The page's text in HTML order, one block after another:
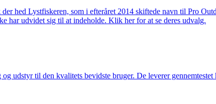
hed Lystfiskeren, som i efteråret 2014 skiftede navn til Pro
har udvidet sig til at indeholde. Klik her for at se deres udvalg.
udstyr til den kvalitets bevidste bruger. De leverer